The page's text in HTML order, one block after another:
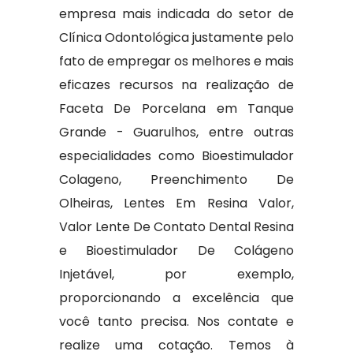
empresa mais indicada do setor de
Clínica Odontológica justamente pelo
fato de empregar os melhores e mais
eficazes recursos na realização de
Faceta De Porcelana em Tanque
Grande - Guarulhos, entre outras
especialidades como Bioestimulador
Colageno, Preenchimento De
Olheiras, Lentes Em Resina Valor,
Valor Lente De Contato Dental Resina
e Bioestimulador De Colágeno
Injetável, por exemplo,
proporcionando a excelência que
você tanto precisa. Nos contate e
realize uma cotação. Temos à